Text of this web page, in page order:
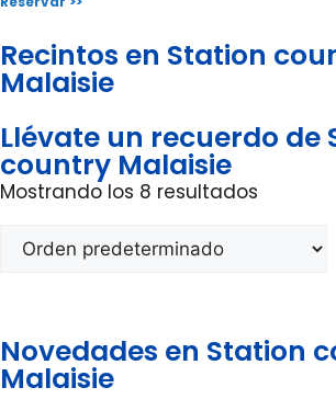
Recintos en Station
Malaisie
Llévate un recuerdo de
country Malaisie
Mostrando los 8 resultados
Novedades en Station
Malaisie